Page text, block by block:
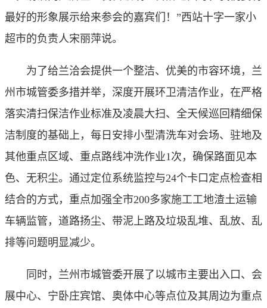
最好的形象展示给来参会的嘉宾们！”西站十字一家小
超市的负责人宋丽萍说。
为了给兰洽会提供一个整洁、优美的市容环境，兰
州市城管委多措并举，深度开展环卫清洁作业，在严格
落实清扫保洁作业标准及凌晨大扫、全天候巡回精细保
洁制度的基础上，每日安排小型清洗车对会场、驻地及
其他重点区域、重点路线冲洗作业1次，确保路面见本
色、无积尘。通过定位系统监控与24个卡口定点检查相
结合的方式，重点加强全市200多家施工工地渣土运输
车辆监管，道路扬尘、带泥上路及垃圾乱堆、乱放、乱
排等问题明显减少。
同时，兰州市城管委开展了以城市主要出入口、会
展中心、宁卧庄宾馆、奥体中心等点位及其周边为重点